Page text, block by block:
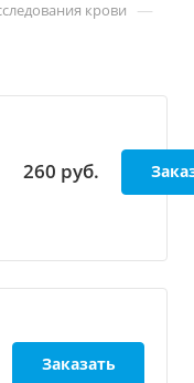
крови —
260 руб.
Заказать